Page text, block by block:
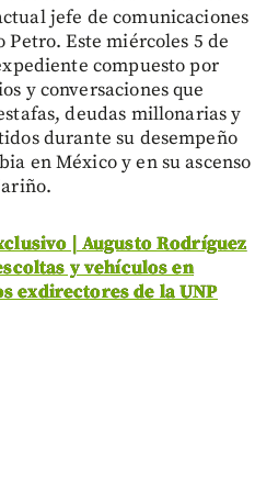
jefe de comunicaciones
Este miércoles 5 de
compuesto por
y conversaciones que
deudas millonarias y
durante su desempeño
en México y en su ascenso
| Augusto Rodríguez
y vehículos en
exdirectores de la UNP